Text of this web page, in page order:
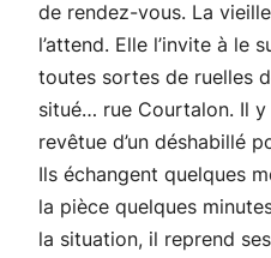
de rendez-vous. La
l’attend. Elle l’invite à le
toutes sortes de ruelles
situé… rue Courtalon. Il
revêtue d’un déshabillé
Ils échangent quelques
la pièce quelques
la situation, il reprend